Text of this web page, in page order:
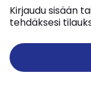
Kirjaudu sisään
tehdäksesi